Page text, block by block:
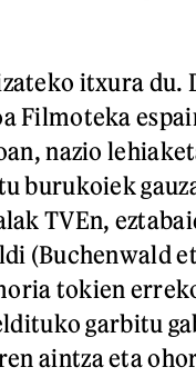
itxura du.
Filmoteka
nazio
burukoiek
TVEn,
(Buchenwald
tokien
garbitu
aintza eta